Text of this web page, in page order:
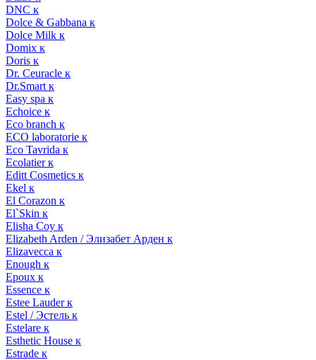
DNC к
Dolce & Gabbana к
Dolce Milk к
Domix к
Doris к
Dr. Ceuracle к
Dr.Smart к
Easy spa к
Echoice к
Eco branch к
ECO laboratorie к
Eco Tavrida к
Ecolatier к
Editt Cosmetics к
Ekel к
El Corazon к
El`Skin к
Elisha Coy к
Elizabeth Arden / Элизабет Арден к
Elizavecca к
Enough к
Epoux к
Essence к
Estee Lauder к
Estel / Эстель к
Estelare к
Esthetic House к
Estrade к